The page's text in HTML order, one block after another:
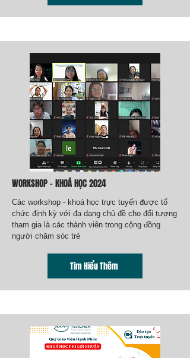
WORKSHOP - KHOÁ HỌC 2024
Các workshop - khoá học trực tuyến được tổ
chức định kỳ với đa dạng chủ đề cho đối tượng
tham gia là các thành viên trong cộng đồng
người chăm sóc trẻ
Tìm Hiểu Thêm